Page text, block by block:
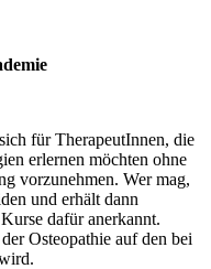
für TherapeutInnen, die
erlernen möchten ohne
vorzunehmen. Wer mag,
und erhält dann
dafür anerkannt.
Osteopathie auf den bei